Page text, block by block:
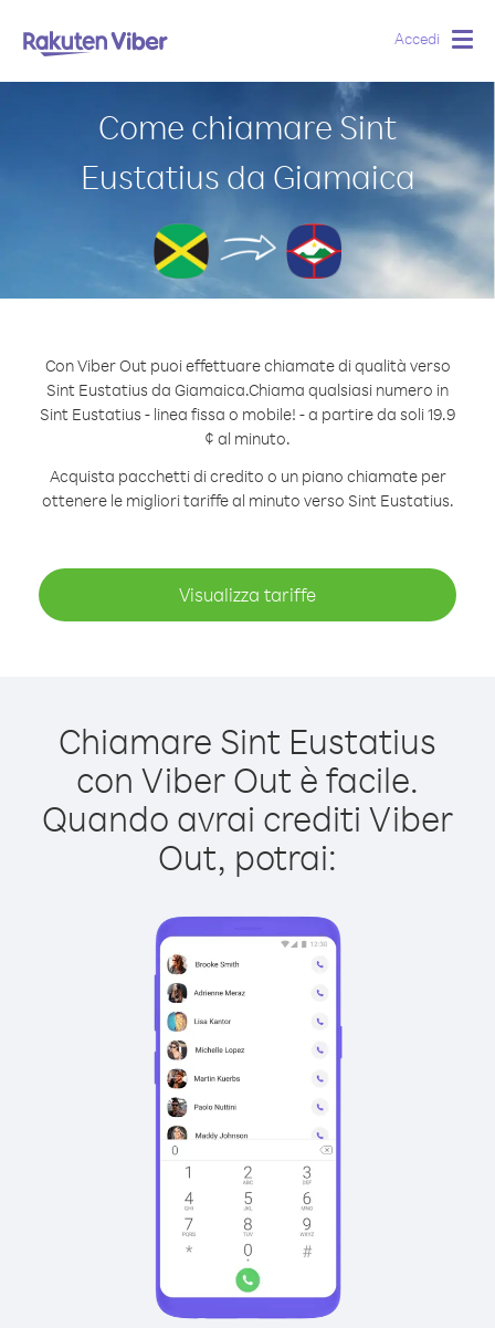
Accedi
Come chiamare Sint
Eustatius da Giamaica
Con Viber Out puoi effettuare chiamate di qualità verso
Sint Eustatius da Giamaica.Chiama qualsiasi numero in
Sint Eustatius - linea fissa o mobile! - a partire da soli 19.9
¢ al minuto.
Acquista pacchetti di credito o un piano chiamate per
ottenere le migliori tariffe al minuto verso Sint Eustatius.
Visualizza tariffe
Chiamare Sint Eustatius
con Viber Out è facile.
Quando avrai crediti Viber
Out, potrai: